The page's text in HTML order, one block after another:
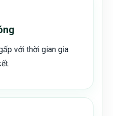
với thời gian gia